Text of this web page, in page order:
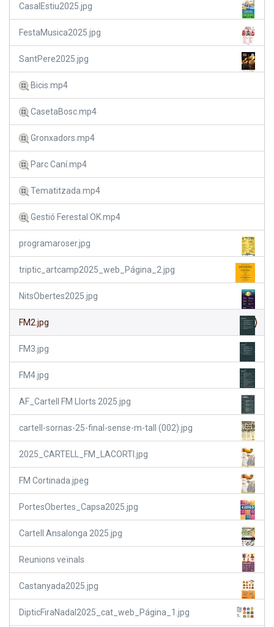
CasalEstiu2025.jpg
FestaMusica2025.jpg
SantPere2025.jpg
Bicis.mp4
CasetaBosc.mp4
Gronxadors.mp4
Parc Caní.mp4
Tematitzada.mp4
Gestió Ferestal OK.mp4
programaroser.jpg
triptic_artcamp2025_web_Página_2.jpg
NitsObertes2025.jpg
FM2.jpg
FM3.jpg
FM4.jpg
AF_Cartell FM Llorts 2025.jpg
cartell-sornas-25-final-sense-m-tall (002).jpg
2025_CARTELL_FM_LACORTI.jpg
FM Cortinada.jpeg
PortesObertes_Capsa2025.jpg
Cartell Ansalonga 2025.jpg
Reunions veïnals
Castanyada2025.jpg
DipticFiraNadal2025_cat_web_Página_1.jpg